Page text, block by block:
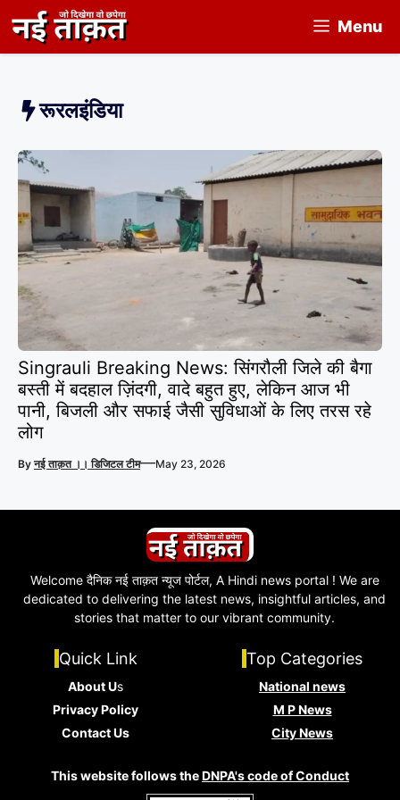
to
content
Menu
रूरलइंडिया
Singrauli Breaking News: सिंगरौली जिले की बैगा
बस्ती में बदहाल ज़िंदगी, वादे बहुत हुए, लेकिन आज भी
पानी, बिजली और सफाई जैसी सुविधाओं के लिए तरस रहे
लोग
Byनई ताक़त ।। डिजिटल टीम—May 23, 2026
Welcome दैनिक नई ताक़त न्यूज पोर्टल, A Hindi news portal ! We are
dedicated to delivering the latest news, insightful articles, and
stories that matter to our vibrant community.
Quick Link
About Us
Privacy Policy
Contact Us
Top Categories
National news
M P News
City News
This website follows theDNPA's code of Conduct